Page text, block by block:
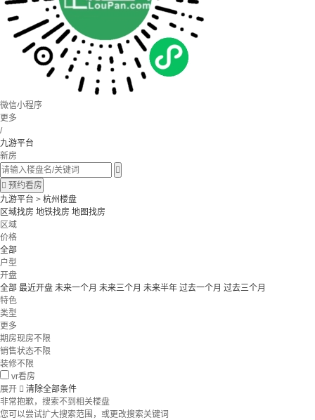
微信小程序
更多
/
九游平台
新房

 预约看房
九游平台 > 杭州楼盘
区域找房 地铁找房 地图找房
区域
价格
全部
户型
开盘
全部 最近开盘 未来一个月 未来三个月 未来半年 过去一个月 过去三个月
特色
类型
更多
期房现房不限
销售状态不限
装修不限
vr看房
展开  清除全部条件
非常抱歉，搜索不到相关楼盘
您可以尝试扩大搜索范围，或更改搜索关键词